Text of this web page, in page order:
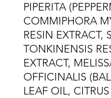
PIPERITA
COMMIPHORA
RESIN EXTRACT,
TONKINENSIS
EXTRACT,
OFFICINALIS
LEAF OIL, CITRUS